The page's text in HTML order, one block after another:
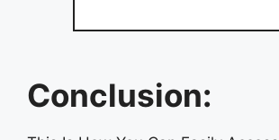
Conclusion: